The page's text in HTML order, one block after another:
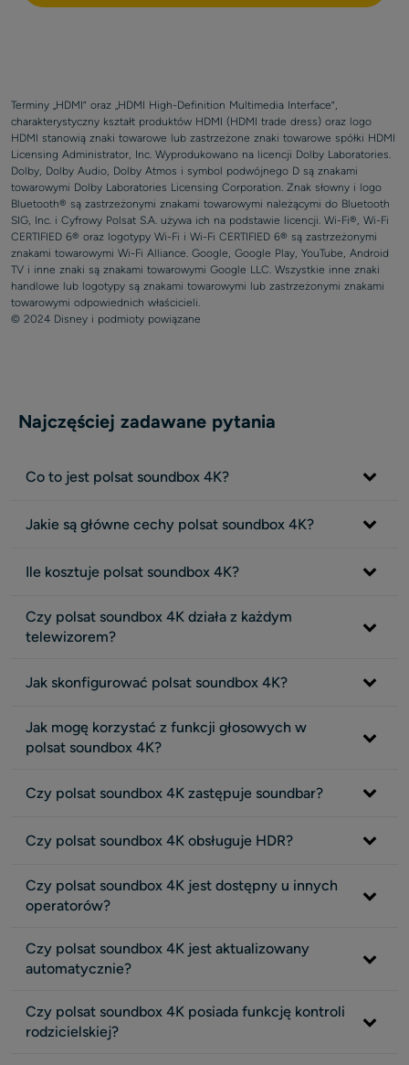
Terminy „HDMI” oraz „HDMI High-Definition Multimedia Interface”,
charakterystyczny kształt produktów HDMI (HDMI trade dress) oraz logo
HDMI stanowią znaki towarowe lub zastrzeżone znaki towarowe spółki HDMI
Licensing Administrator, Inc. Wyprodukowano na licencji Dolby Laboratories.
Dolby, Dolby Audio, Dolby Atmos i symbol podwójnego D są znakami
towarowymi Dolby Laboratories Licensing Corporation. Znak słowny i logo
Bluetooth® są zastrzeżonymi znakami towarowymi należącymi do Bluetooth
SIG, Inc. i Cyfrowy Polsat S.A. używa ich na podstawie licencji. Wi-Fi®, Wi-Fi
CERTIFIED 6® oraz logotypy Wi-Fi i Wi-Fi CERTIFIED 6® są zastrzeżonymi
znakami towarowymi Wi-Fi Alliance. Google, Google Play, YouTube, Android
TV i inne znaki są znakami towarowymi Google LLC. Wszystkie inne znaki
handlowe lub logotypy są znakami towarowymi lub zastrzeżonymi znakami
towarowymi odpowiednich właścicieli.
© 2024 Disney i podmioty powiązane
Najczęściej zadawane pytania
Co to jest polsat soundbox 4K?
Jakie są główne cechy polsat soundbox 4K?
Ile kosztuje polsat soundbox 4K?
Czy polsat soundbox 4K działa z każdym
telewizorem?
Jak skonfigurować polsat soundbox 4K?
Jak mogę korzystać z funkcji głosowych w
polsat soundbox 4K?
Czy polsat soundbox 4K zastępuje soundbar?
Czy polsat soundbox 4K obsługuje HDR?
Czy polsat soundbox 4K jest dostępny u innych
operatorów?
Czy polsat soundbox 4K jest aktualizowany
automatycznie?
Czy polsat soundbox 4K posiada funkcję kontroli
rodzicielskiej?